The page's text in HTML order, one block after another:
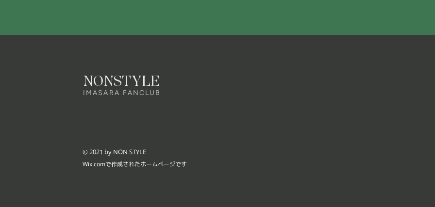
NONSTYLE
IMASARA FANCLUB
© 2021 by NON STYLE
Wix.comで作成されたホームページです